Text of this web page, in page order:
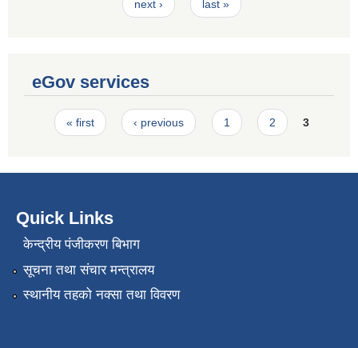
next › last »
eGov services
Pages
« first ‹ previous 1 2 3
Quick Links
केन्द्रीय पंजीकरण बिभाग
सूचना तथा संचार मन्त्रालय
स्थानीय तहको नक्सा तथा विवरण